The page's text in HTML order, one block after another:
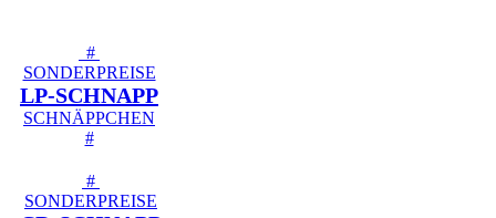
#
SONDERPREISE
LP-SCHNAPP
SCHNÄPPCHEN
#
#
SONDERPREISE